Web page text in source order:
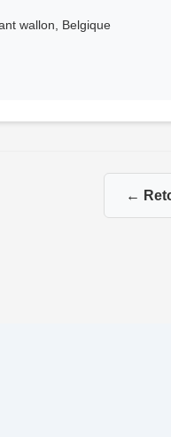
wallon, Belgique
←